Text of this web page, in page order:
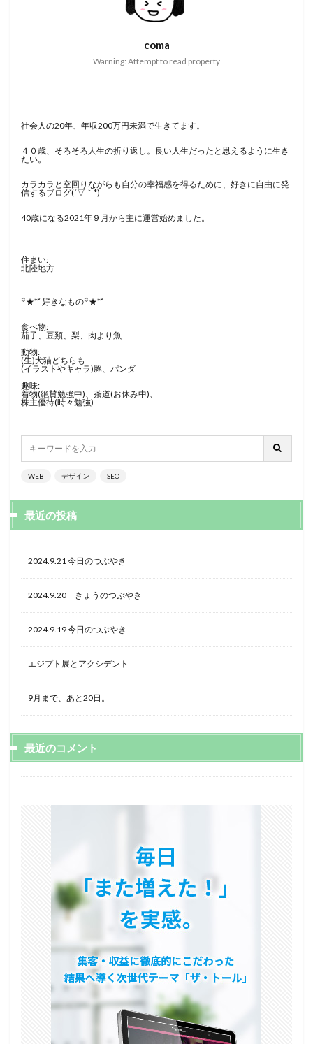
coma
Warning: Attempt to read property
社会人の20年、年収200万円未満で生きてます。
４０歳、そろそろ人生の折り返し。良い人生だったと思えるように生き
たい。
カラカラと空回りながらも自分の幸福感を得るために、好きに自由に発
信するブログ(´▽｀*)
40歳になる2021年９月から主に運営始めました。
住まい:
北陸地方
꙳★*ﾟ好きなもの꙳★*ﾟ
食べ物:
茄子、豆類、梨、肉より魚
動物:
(生)犬猫どちらも
(イラストやキャラ)豚、パンダ
趣味:
着物(絶賛勉強中)、茶道(お休み中)、
株主優待(時々勉強)
WEB デザイン SEO
最近の投稿
2024.9.21 今日のつぶやき
2024.9.20 きょうのつぶやき
2024.9.19 今日のつぶやき
エジプト展とアクシデント
9月まで、あと20日。
最近のコメント